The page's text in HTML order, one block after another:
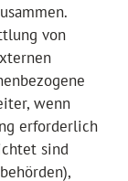
von
wenn
erforderlich
sind